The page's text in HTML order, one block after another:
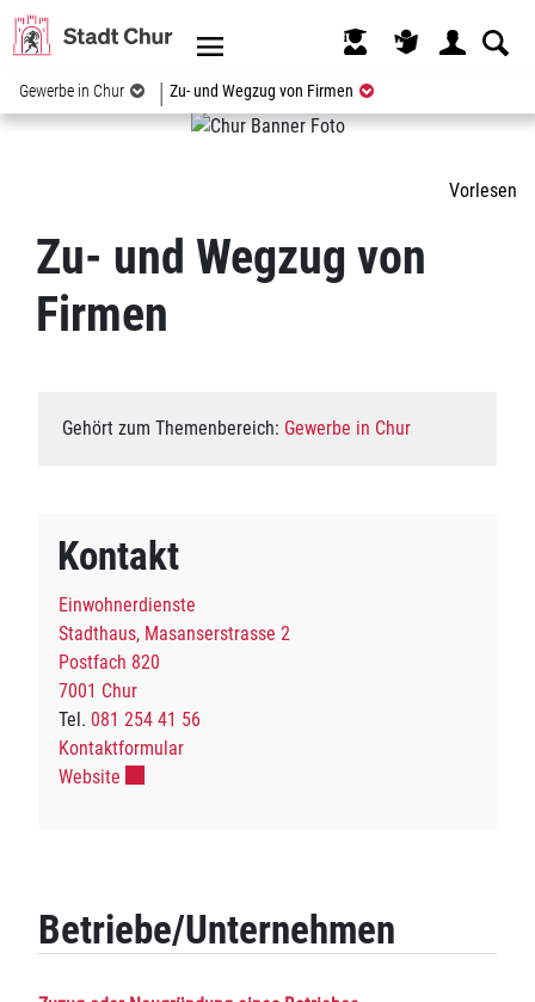
Kopfzeile
Gewerbe in Chur Zu- und Wegzug von Firmen (ausgewählt)
Vorlesen
Zu- und Wegzug von
Firmen
Gehört zum Themenbereich: Gewerbe in Chur
Kontakt
Einwohnerdienste
Stadthaus, Masanserstrasse 2
Postfach 820
7001 Chur
Tel. 081 254 41 56
Kontaktformular
Website
Betriebe/Unternehmen
Zugehörige Objekte